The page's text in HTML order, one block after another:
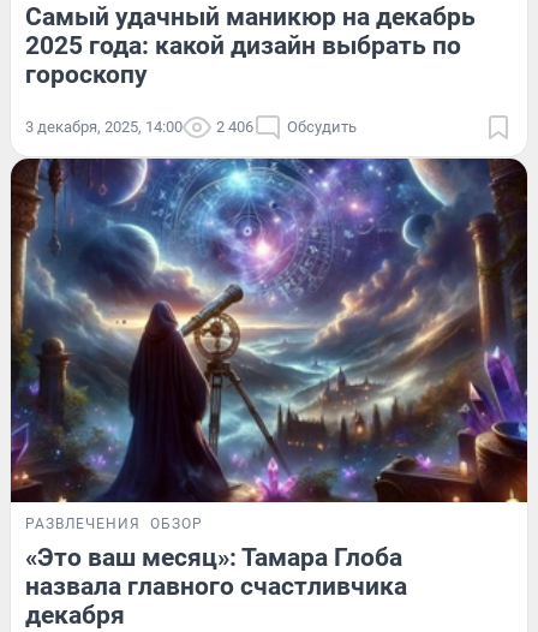
Самый удачный маникюр на декабрь
2025 года: какой дизайн выбрать по
гороскопу
3 декабря, 2025, 14:00 2 406 Обсудить
РАЗВЛЕЧЕНИЯ ОБЗОР
«Это ваш месяц»: Тамара Глоба
назвала главного счастливчика
декабря